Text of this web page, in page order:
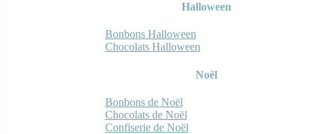
Halloween
Bonbons Halloween
Chocolats Halloween
Noël
Bonbons de Noël
Chocolats de Noël
Confiserie de Noël